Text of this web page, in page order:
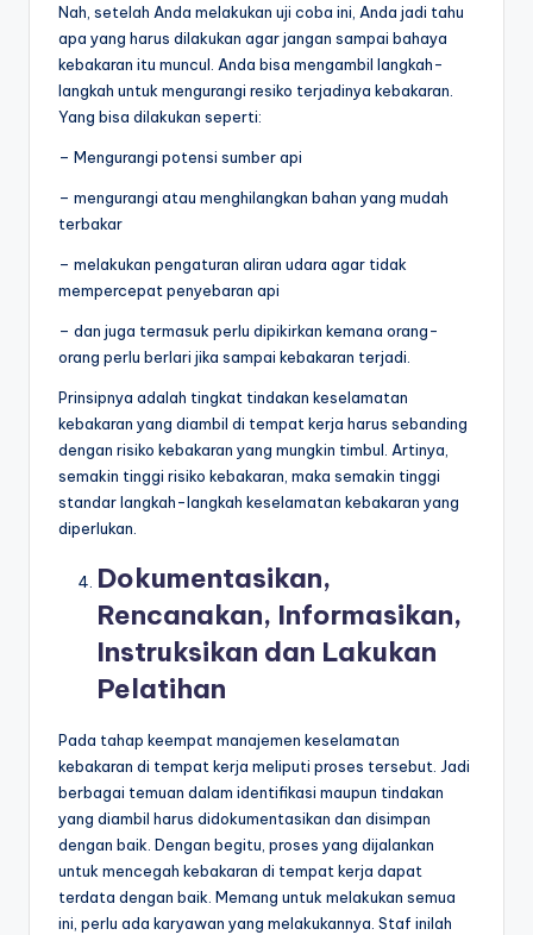
Nah, setelah Anda melakukan uji coba ini, Anda jadi tahu
apa yang harus dilakukan agar jangan sampai bahaya
kebakaran itu muncul. Anda bisa mengambil langkah-
langkah untuk mengurangi resiko terjadinya kebakaran.
Yang bisa dilakukan seperti:
– Mengurangi potensi sumber api
– mengurangi atau menghilangkan bahan yang mudah
terbakar
– melakukan pengaturan aliran udara agar tidak
mempercepat penyebaran api
– dan juga termasuk perlu dipikirkan kemana orang-
orang perlu berlari jika sampai kebakaran terjadi.
Prinsipnya adalah tingkat tindakan keselamatan
kebakaran yang diambil di tempat kerja harus sebanding
dengan risiko kebakaran yang mungkin timbul. Artinya,
semakin tinggi risiko kebakaran, maka semakin tinggi
standar langkah-langkah keselamatan kebakaran yang
diperlukan.
Dokumentasikan,
Rencanakan, Informasikan,
Instruksikan dan Lakukan
Pelatihan
Pada tahap keempat manajemen keselamatan
kebakaran di tempat kerja meliputi proses tersebut. Jadi
berbagai temuan dalam identifikasi maupun tindakan
yang diambil harus didokumentasikan dan disimpan
dengan baik. Dengan begitu, proses yang dijalankan
untuk mencegah kebakaran di tempat kerja dapat
terdata dengan baik. Memang untuk melakukan semua
ini, perlu ada karyawan yang melakukannya. Staf inilah